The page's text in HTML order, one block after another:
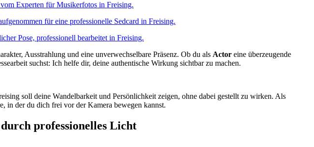
Ausstrahlung und eine unverwechselbare Präsenz. Ob du als Actor eine überzeugende
suchst: Ich helfe dir, deine authentische Wirkung sichtbar zu machen.
soll deine Wandelbarkeit und Persönlichkeit zeigen, ohne dabei gestellt zu wirken. Als
in der du dich frei vor der Kamera bewegen kannst.
professionelles Licht